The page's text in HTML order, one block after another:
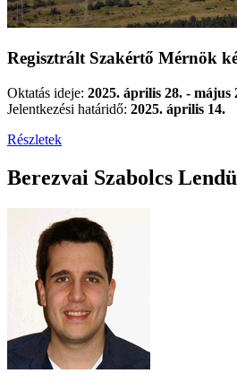
Regisztrált Szakértő Mérnök
Oktatás ideje: 2025. április 28. - május
Jelentkezési határidő: 2025. április 14.
Részletek
Berezvai Szabolcs